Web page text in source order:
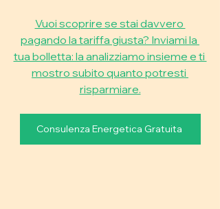
Vuoi scoprire se stai davvero
pagando la tariffa giusta? Inviami la
tua bolletta: la analizziamo insieme e ti
mostro subito quanto potresti
risparmiare.
Consulenza Energetica Gratuita